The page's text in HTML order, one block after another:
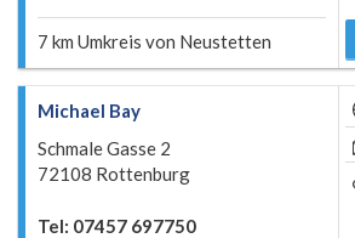
7 km Umkreis von Neustetten
Michael Bay
Schmale Gasse 2
72108 Rottenburg
Tel: 07457 697750